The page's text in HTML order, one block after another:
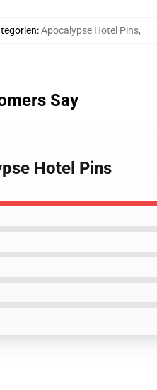
:Apocalypse Hotel Pins,
Say
Hotel Pins